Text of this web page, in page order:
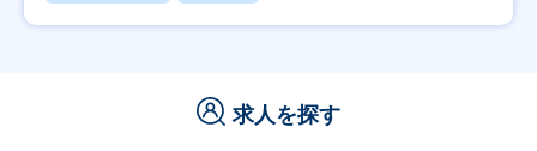
求人を探す